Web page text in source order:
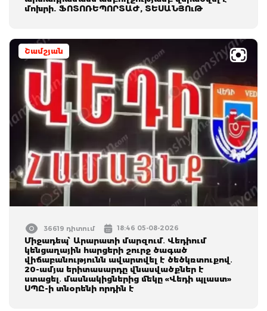
մոխրի. ՖՈՏՈՌԵՊՈՐՏԱԺ, ՏԵՍԱՆՅՈւԹ
Շամշյան
36619 դիտում 18:46 05-08-2026
Միջադեպ՝ Արարատի մարզում․ Վեդիում
կենցաղային հարցերի շուրջ ծագած
վիճաբանությունն ավարտվել է ծեծկռտուքով․
20-ամյա երիտասարդը վնասվածքներ է
ստացել․ մասնակիցներից մեկը «Վեդի պլաստ»
ՍՊԸ-ի տնօրենի որդին է